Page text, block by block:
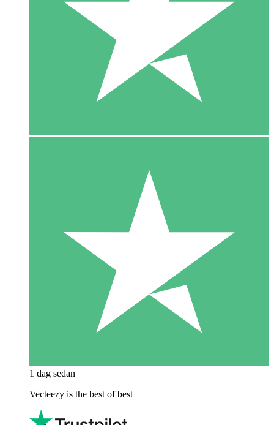
1 dag sedan
Vecteezy is the best of best